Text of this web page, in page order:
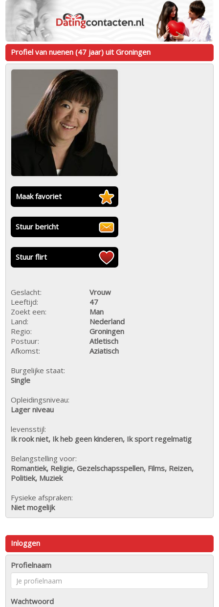
Profiel van nuenen (47 jaar) uit Groningen
Maak favoriet
Stuur bericht
Stuur flirt
Geslacht:
Vrouw
Leeftijd:
47
Zoekt een:
Man
Land:
Nederland
Regio:
Groningen
Postuur:
Atletisch
Afkomst:
Aziatisch
Burgelijke staat:
Single
Opleidingsniveau:
Lager niveau
levensstijl:
Ik rook niet, Ik heb geen kinderen, Ik sport regelmatig
Belangstelling voor:
Romantiek, Religie, Gezelschapsspellen, Films, Reizen,
Politiek, Muziek
Fysieke afspraken:
Niet mogelijk
Inloggen
Profielnaam
Wachtwoord